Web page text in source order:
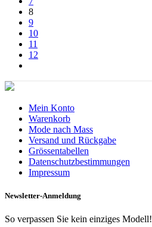
8
9
10
11
12
Mein Konto
Warenkorb
Mode nach Mass
Versand und Rückgabe
Grössentabellen
Datenschutzbestimmungen
Impressum
Newsletter-Anmeldung
So verpassen Sie kein einziges Modell!